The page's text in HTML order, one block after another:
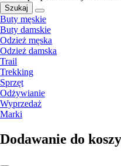
Szukaj
Buty męskie
Buty damskie
Odzież męska
Odzież damska
Trail
Trekking
Sprzęt
Odżywianie
Wyprzedaż
Marki
Dodawanie do